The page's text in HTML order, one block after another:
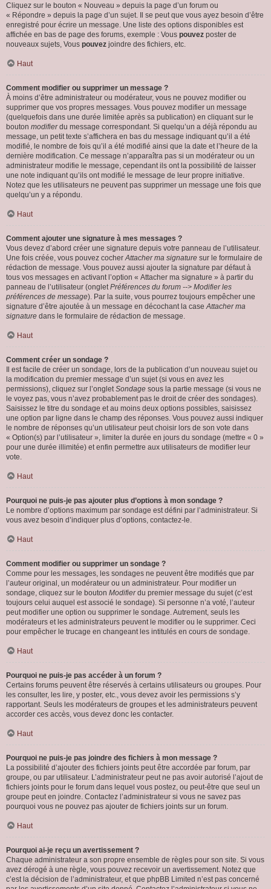
Cliquez sur le bouton « Nouveau » depuis la page d’un forum ou
« Répondre » depuis la page d’un sujet. Il se peut que vous ayez besoin d’être
enregistré pour écrire un message. Une liste des options disponibles est
affichée en bas de page des forums, exemple : Vous pouvez poster de
nouveaux sujets, Vous pouvez joindre des fichiers, etc.
Haut
Comment modifier ou supprimer un message ?
À moins d’être administrateur ou modérateur, vous ne pouvez modifier ou
supprimer que vos propres messages. Vous pouvez modifier un message
(quelquefois dans une durée limitée après sa publication) en cliquant sur le
bouton modifierdu message correspondant. Si quelqu’un a déjà répondu au
message, un petit texte s’affichera en bas du message indiquant qu’il a été
modifié, le nombre de fois qu’il a été modifié ainsi que la date et l’heure de la
dernière modification. Ce message n’apparaîtra pas si un modérateur ou un
administrateur modifie le message, cependant ils ont la possibilité de laisser
une note indiquant qu’ils ont modifié le message de leur propre initiative.
Notez que les utilisateurs ne peuvent pas supprimer un message une fois que
quelqu’un y a répondu.
Haut
Comment ajouter une signature à mes messages ?
Vous devez d’abord créer une signature depuis votre panneau de l’utilisateur.
Une fois créée, vous pouvez cocherAttacher ma signature sur le formulaire de
rédaction de message. Vous pouvez aussi ajouter la signature par défaut à
tous vos messages en activant l’option « Attacher ma signature » à partir du
panneau de l’utilisateur (ongletPréférences du forum --> Modifier les
préférences de message). Par la suite, vous pourrez toujours empêcher une
signature d’être ajoutée à un message en décochant la caseAttacher ma
signature dans le formulaire de rédaction de message.
Haut
Comment créer un sondage ?
Il est facile de créer un sondage, lors de la publication d’un nouveau sujet ou
la modification du premier message d’un sujet (si vous en avez les
permissions), cliquez sur l’ongletSondage sous la partie message (si vous ne
le voyez pas, vous n’avez probablement pas le droit de créer des sondages).
Saisissez le titre du sondage et au moins deux options possibles, saisissez
une option par ligne dans le champ des réponses. Vous pouvez aussi indiquer
le nombre de réponses qu’un utilisateur peut choisir lors de son vote dans
« Option(s) par l’utilisateur », limiter la durée en jours du sondage (mettre « 0 »
pour une durée illimitée) et enfin permettre aux utilisateurs de modifier leur
vote.
Haut
Pourquoi ne puis-je pas ajouter plus d’options à mon sondage ?
Le nombre d’options maximum par sondage est défini par l’administrateur. Si
vous avez besoin d’indiquer plus d’options, contactez-le.
Haut
Comment modifier ou supprimer un sondage ?
Comme pour les messages, les sondages ne peuvent être modifiés que par
l’auteur original, un modérateur ou un administrateur. Pour modifier un
sondage, cliquez sur le bouton Modifierdu premier message du sujet (c’est
toujours celui auquel est associé le sondage). Si personne n’a voté, l’auteur
peut modifier une option ou supprimer le sondage. Autrement, seuls les
modérateurs et les administrateurs peuvent le modifier ou le supprimer. Ceci
pour empêcher le trucage en changeant les intitulés en cours de sondage.
Haut
Pourquoi ne puis-je pas accéder à un forum ?
Certains forums peuvent être réservés à certains utilisateurs ou groupes. Pour
les consulter, les lire, y poster, etc., vous devez avoir les permissions s’y
rapportant. Seuls les modérateurs de groupes et les administrateurs peuvent
accorder ces accès, vous devez donc les contacter.
Haut
Pourquoi ne puis-je pas joindre des fichiers à mon message ?
La possibilité d’ajouter des fichiers joints peut être accordée par forum, par
groupe, ou par utilisateur. L’administrateur peut ne pas avoir autorisé l’ajout de
fichiers joints pour le forum dans lequel vous postez, ou peut-être que seul un
groupe peut en joindre. Contactez l’administrateur si vous ne savez pas
pourquoi vous ne pouvez pas ajouter de fichiers joints sur un forum.
Haut
Pourquoi ai-je reçu un avertissement ?
Chaque administrateur a son propre ensemble de règles pour son site. Si vous
avez dérogé à une règle, vous pouvez recevoir un avertissement. Notez que
c’est la décision de l’administrateur, et que phpBB Limited n’est pas concerné